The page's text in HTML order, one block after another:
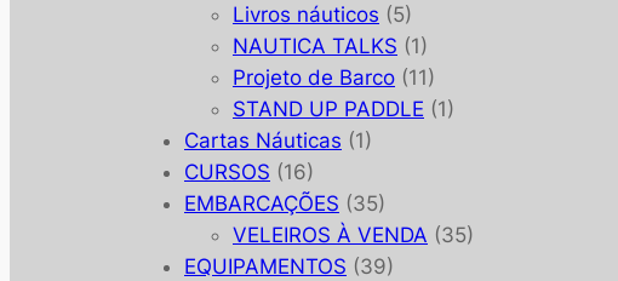
Livros náuticos (5)
NAUTICA TALKS (1)
Projeto de Barco (11)
STAND UP PADDLE (1)
Cartas Náuticas (1)
CURSOS (16)
EMBARCAÇÕES (35)
VELEIROS À VENDA (35)
EQUIPAMENTOS (39)